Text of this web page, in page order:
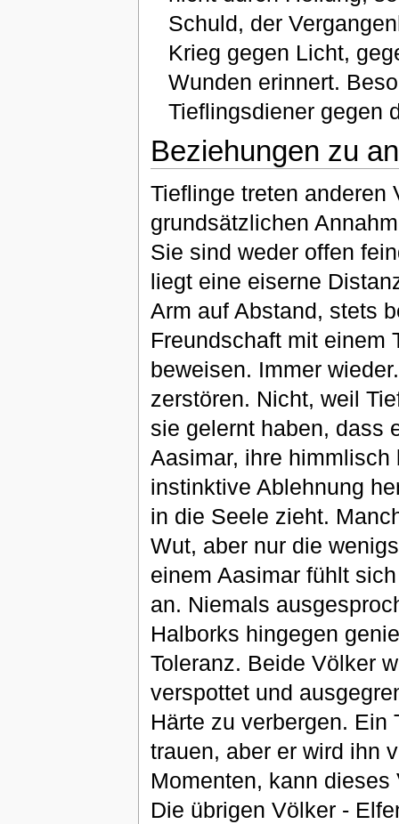
Schuld, der
Krieg gegen Licht,
Wunden erinnert.
Tieflingsdiener gegen
Beziehungen zu
Tieflinge treten anderen
grundsätzlichen
Sie sind weder offen
liegt eine eiserne
Arm auf Abstand, stets
Freundschaft mit einem
beweisen. Immer
zerstören. Nicht, weil
sie gelernt haben, dass
Aasimar, ihre himmlisch
instinktive Ablehnung
in die Seele zieht.
Wut, aber nur die
einem Aasimar fühlt
an. Niemals
Halborks hingegen
Toleranz. Beide Völker
verspottet und
Härte zu verbergen.
trauen, aber er wird ihn
Momenten, kann
Die übrigen Völker -